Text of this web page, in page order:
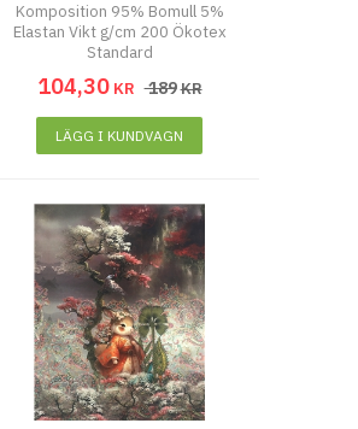
Komposition 95% Bomull 5%
Elastan Vikt g/cm 200 Ökotex
Standard
104,30 KR 189KR
LÄGG I KUNDVAGN